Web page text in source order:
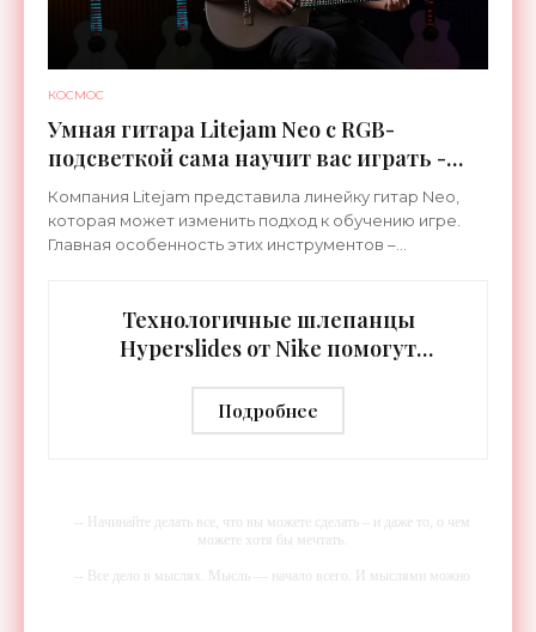
КОСМОС
Умная гитара Litejam Neo с RGB-
подсветкой сама научит вас играть -
«Гаджеты»
Компания Litejam представила линейку гитар Neo,
которая может изменить подход к обучению игре.
Главная особенность этих инструментов –
Технологичные шлепанцы
Hyperslides от Nike помогут
тренировки - «Гаджеты»
Подробнее
-- Начинайте делать все, что вы можете сделать – и даже то, о чем
можете хотя бы мечтать.
-- Все дело в мыслях. Мысль — начало всего. И мыслями можно